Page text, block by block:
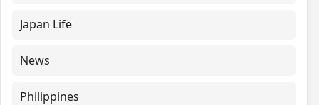
Japan Life
News
Philippines